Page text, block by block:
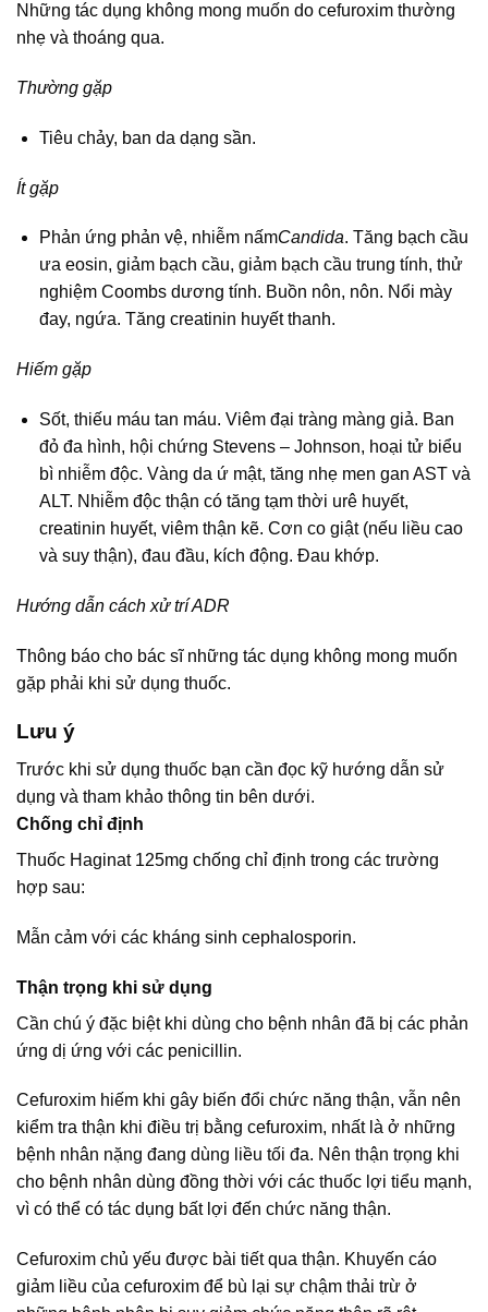
Những tác dụng không mong muốn do cefuroxim thường
nhẹ và thoáng qua.
Thường gặp
Tiêu chảy, ban da dạng sần.
Ít gặp
Phản ứng phản vệ, nhiễm nấmCandida. Tăng bạch cầu
ưa eosin, giảm bạch cầu, giảm bạch cầu trung tính, thử
nghiệm Coombs dương tính. Buồn nôn, nôn. Nổi mày
đay, ngứa. Tăng creatinin huyết thanh.
Hiếm gặp
Sốt, thiếu máu tan máu. Viêm đại tràng màng giả. Ban
đỏ đa hình, hội chứng Stevens – Johnson, hoại tử biểu
bì nhiễm độc. Vàng da ứ mật, tăng nhẹ men gan AST và
ALT. Nhiễm độc thận có tăng tạm thời urê huyết,
creatinin huyết, viêm thận kẽ. Cơn co giật (nếu liều cao
và suy thận), đau đầu, kích động. Đau khớp.
Hướng dẫn cách xử trí ADR
Thông báo cho bác sĩ những tác dụng không mong muốn
gặp phải khi sử dụng thuốc.
Lưu ý
Trước khi sử dụng thuốc bạn cần đọc kỹ hướng dẫn sử
dụng và tham khảo thông tin bên dưới.
Chống chỉ định
Thuốc Haginat 125mg chống chỉ định trong các trường
hợp sau:
Mẫn cảm với các kháng sinh cephalosporin.
Thận trọng khi sử dụng
Cần chú ý đặc biệt khi dùng cho bệnh nhân đã bị các phản
ứng dị ứng với các penicillin.
Cefuroxim hiếm khi gây biến đổi chức năng thận, vẫn nên
kiểm tra thận khi điều trị bằng cefuroxim, nhất là ở những
bệnh nhân nặng đang dùng liều tối đa. Nên thận trọng khi
cho bệnh nhân dùng đồng thời với các thuốc lợi tiểu mạnh,
vì có thể có tác dụng bất lợi đến chức năng thận.
Cefuroxim chủ yếu được bài tiết qua thận. Khuyến cáo
giảm liều của cefuroxim để bù lại sự chậm thải trừ ở